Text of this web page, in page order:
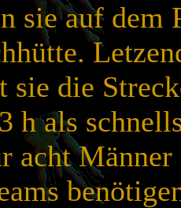
sie auf dem
sie die
h als
acht Männer